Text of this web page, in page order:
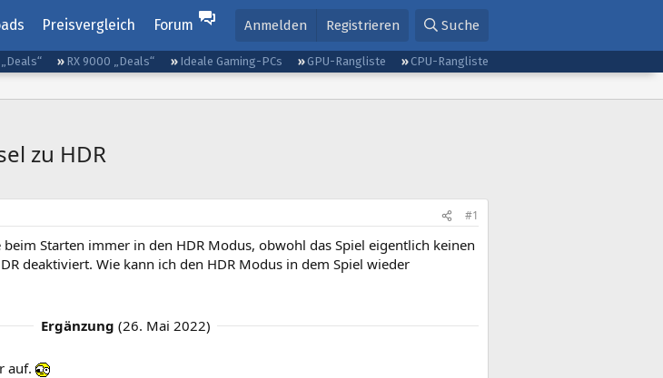
Preisvergleich Forum Anmelden Registrieren Suche
RX 9000 „Deals“ Ideale Gaming-PCs GPU-Rangliste
CPU-Rangliste
zu HDR
#1
Starten immer in den HDR Modus, obwohl das Spiel eigentlich keinen
deaktiviert. Wie kann ich den HDR Modus in dem Spiel wieder
Ergänzung (26. Mai 2022)
auf.